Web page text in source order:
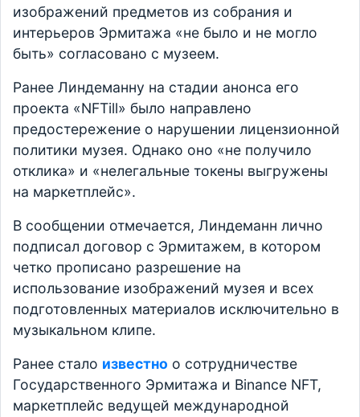
изображений предметов из собрания и
интерьеров Эрмитажа «не было и не могло
быть» согласовано с музеем.
Ранее Линдеманну на стадии анонса его
проекта «NFTill» было направлено
предостережение о нарушении лицензионной
политики музея. Однако оно «не получило
отклика» и «нелегальные токены выгружены
на маркетплейс».
В сообщении отмечается, Линдеманн лично
подписал договор с Эрмитажем, в котором
четко прописано разрешение на
использование изображений музея и всех
подготовленных материалов исключительно в
музыкальном клипе.
Ранее стало известно о сотрудничестве
Государственного Эрмитажа и Binance NFT,
маркетплейс ведущей международной